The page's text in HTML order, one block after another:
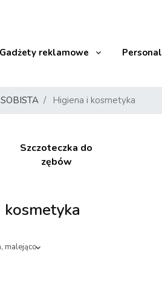
reklamowe
Higiena i kosmetyka
Szczoteczka do
zębów